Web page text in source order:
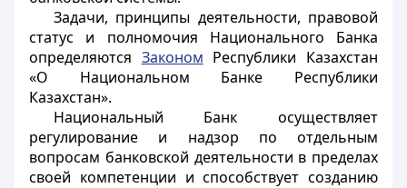
Задачи, принципы деятельности, правовой
статус и полномочия Национального Банка
определяются Законом Республики Казахстан
«О Национальном Банке Республики
Казахстан».
Национальный Банк осуществляет
регулирование и надзор по отдельным
вопросам банковской деятельности в пределах
своей компетенции и способствует созданию